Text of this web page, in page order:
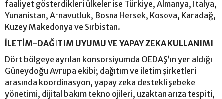
faaliyet gösterdikleri ülkeler ise Türkiye, Almanya, İtalya,
Yunanistan, Arnavutluk, Bosna Hersek, Kosova, Karadağ,
Kuzey Makedonya ve Sırbistan.
İLETİM-DAĞITIM UYUMU VE YAPAY ZEKA KULLANIMI
Dört bölgeye ayrılan konsorsiyumda OEDAŞ’ın yer aldığı
Güneydoğu Avrupa ekibi; dağıtım ve iletim şirketleri
arasında koordinasyon, yapay zeka destekli şebeke
yönetimi, dijital bakım teknolojileri, uzaktan arıza tespiti,